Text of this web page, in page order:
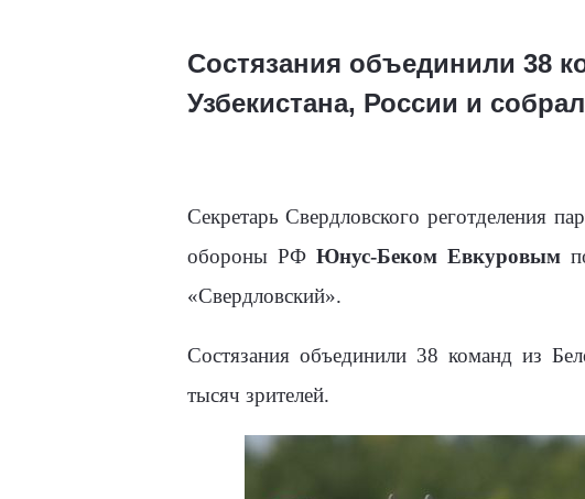
Состязания объединили 38
Узбекистана, России и
Секретарь Свердловского реготделения
обороны РФ Юнус-Беком Евкуровым
«Свердловский».
Состязания объединили 38 команд из
тысяч зрителей.